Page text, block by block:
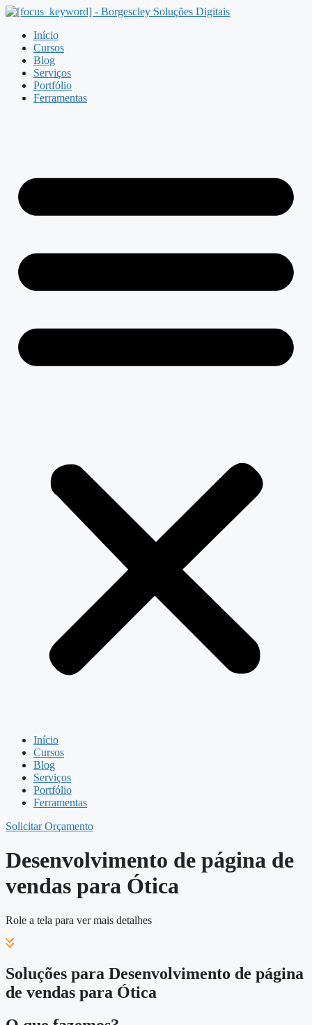
Pular
conteúdo
Início
Cursos
Blog
Serviços
Portfólio
Ferramentas
Início
Cursos
Blog
Serviços
Portfólio
Ferramentas
Solicitar Orçamento
Desenvolvimento de página de
vendas para Ótica
Role a tela para ver mais detalhes
Soluções para Desenvolvimento de página
de vendas para Ótica